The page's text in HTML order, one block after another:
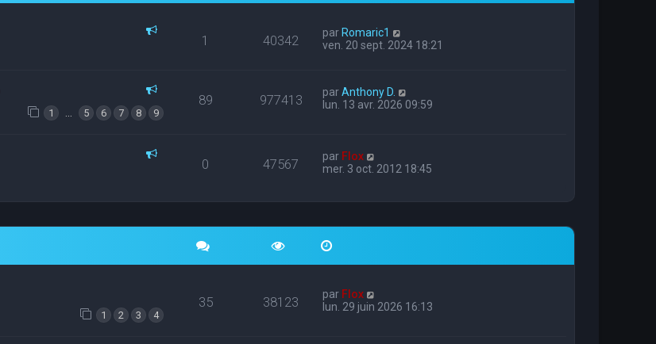
1 40342 parRomaric1
ven. 20 sept. 2024 18:21
1 5 6 7 8 9
89 977413 parAnthony D.
lun. 13 avr. 2026 09:59
0 47567 par Flox
mer. 3 oct. 2012 18:45
1 2 3 4
35 38123 par Flox
lun. 29 juin 2026 16:13